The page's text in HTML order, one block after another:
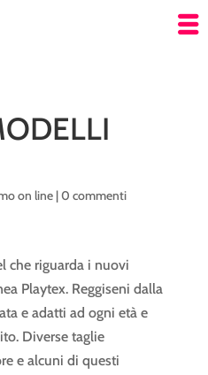
on line|0 commenti
che riguarda i nuovi
Playtex. Reggiseni dalla
e adatti ad ogni età e
Diverse taglie
e alcuni di questi